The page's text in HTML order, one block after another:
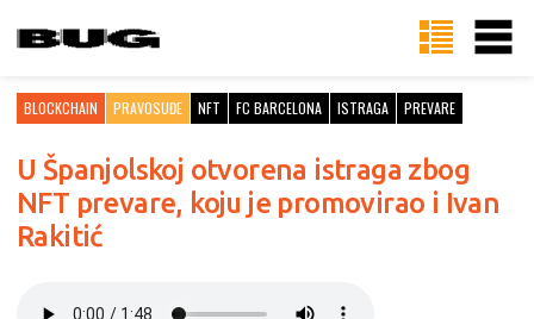
BLOCKCHAIN PRAVOSUĐE NFT FC BARCELONA ISTRAGA PREVARE
U Španjolskoj otvorena istraga zbog
NFT prevare, koju je promovirao i Ivan
Rakitić